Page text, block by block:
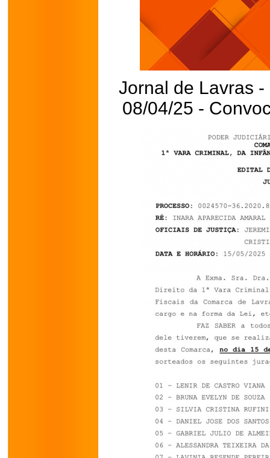
Jornal de Lavras
08/04/25 -